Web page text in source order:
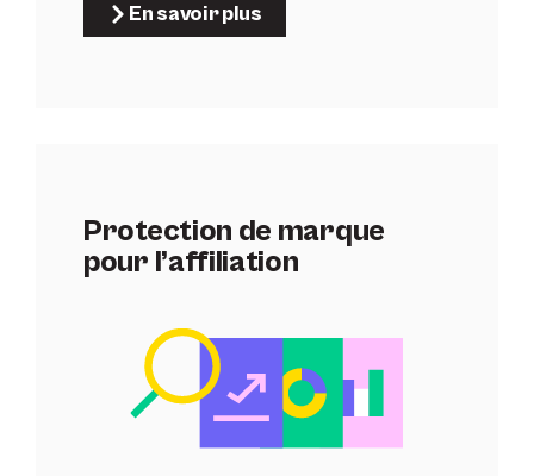
En savoir plus
Protection de marque
pour l’affiliation